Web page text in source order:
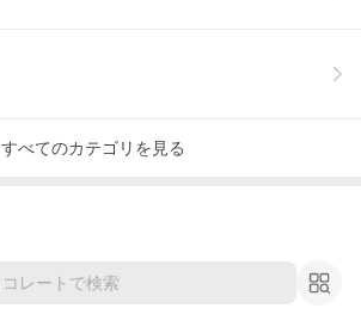
すべてのカテゴリを見る